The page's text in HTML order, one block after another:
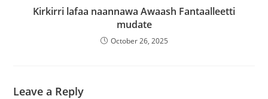
Kirkirri lafaa naannawa Awaash Fantaalleetti
mudate
October 26, 2025
Leave a Reply